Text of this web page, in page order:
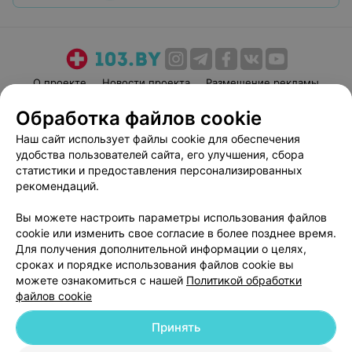
О проекте Новости проекта
Размещение рекламы
Пользовательское соглашение
Способы оплаты
Вакансии
Партнеры
Написать руководителю 103.by
Персональные настройки cookie
Обработка персональных данных
© 2026 ООО «Артокс Лаб», УНП 191700409| 220012, Республика Беларусь,
Обработка файлов cookie
Наш сайт использует файлы cookie для обеспечения
удобства пользователей сайта, его улучшения, сбора
статистики и предоставления персонализированных
рекомендаций.
Вы можете настроить параметры использования файлов
cookie или изменить свое согласие в более позднее время.
Для получения дополнительной информации о целях,
сроках и порядке использования файлов cookie вы
можете ознакомиться с нашей Политикой обработки
файлов cookie
Принять